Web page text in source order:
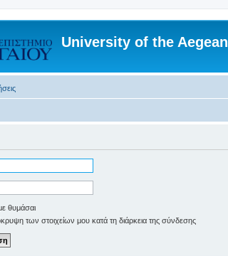
University of the Aegean
θυμάσαι
των στοιχείων μου κατά τη διάρκεια της σύνδεσης